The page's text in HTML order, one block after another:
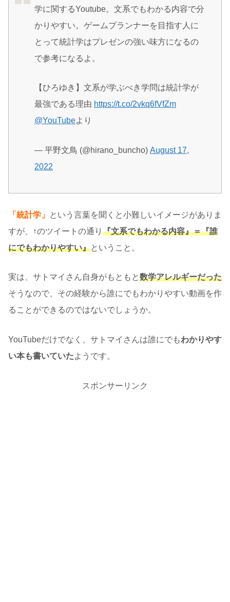
学に関するYoutube。文系でもわかる内容で分
かりやすい。ゲームプランナーを目指す人に
とって統計学はプレゼンの強い味方になるの
で参考になるよ。
【ひろゆき】文系が学ぶべき学問は統計学が
最強である理由 https://t.co/2vkq6fVfZm
@YouTubeより
— 平野文鳥 (@hirano_buncho) August 17,
2022
「統計学」 という言葉を聞くと小難しいイメージがありま
すが、↑のツイートの通り 『文系でもわかる内容』＝『誰
にでもわかりやすい』ということ。
実は、サトマイさん自身がもともと数学アレルギーだった
そうなので、その経験から誰にでもわかりやすい動画を作
ることができるのではないでしょうか。
YouTubeだけでなく、サトマイさんは誰にでもわかりやす
い本も書いていたようです。
スポンサーリンク